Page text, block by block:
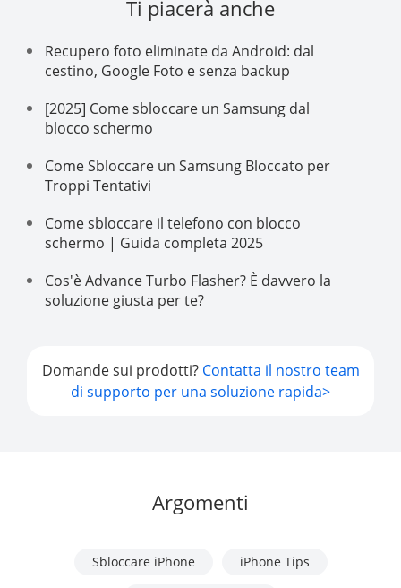
Ti piacerà anche
Recupero foto eliminate da Android: dal
cestino, Google Foto e senza backup
[2025] Come sbloccare un Samsung dal
blocco schermo
Come Sbloccare un Samsung Bloccato per
Troppi Tentativi
Come sbloccare il telefono con blocco
schermo | Guida completa 2025
Cos'è Advance Turbo Flasher? È davvero la
soluzione giusta per te?
Domande sui prodotti? Contatta il nostro team
di supporto per una soluzione rapida>
Argomenti
Sbloccare iPhone iPhone Tips